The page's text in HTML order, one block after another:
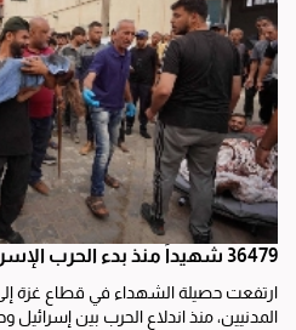
36479 شهيداً منذ بدء الحرب الإسرائيلية على غزة في 7 أكتوبر
المدنيين، منذ اندلاع الحرب بين